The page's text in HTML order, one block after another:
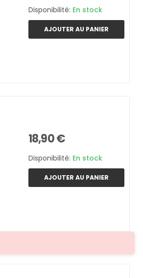
Disponibilité: En stock
AJOUTER AU PANIER
18,90 €
Disponibilité: En stock
AJOUTER AU PANIER